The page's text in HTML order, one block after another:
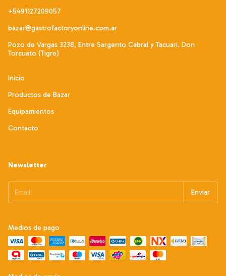
+5491127209057
bazar@gastrofactoryonline.com.ar
Pozo de Vargas 3238, Entre Sargento Cabral y Tacuari. Don
Torcuato (Tigre)
Inicio
Productos de Bazar
Equipamientos
Contacto
Newsletter
Medios de pago